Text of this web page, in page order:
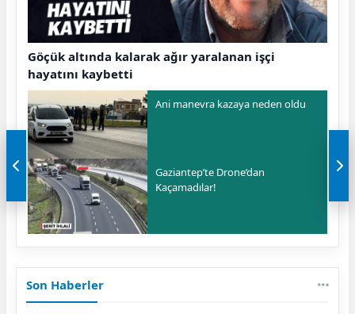
Göçük altında kalarak ağır yaralanan işçi
hayatını kaybetti
Ani manevra kazaya neden oldu
Gaziantep’te Drone’dan
Kaçamadılar!
Son Haberler